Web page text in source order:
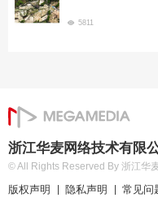
5811
浙江华麦网络技术有限
© All Rights Reserved By 浙江华
版权声明 隐私声明 常见问